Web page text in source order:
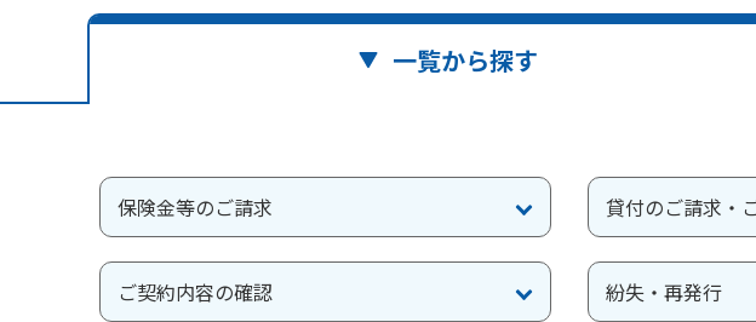
一覧から探す
保険金等のご請求 貸付のご請求・
ご契約内容の確認 紛失・再発行